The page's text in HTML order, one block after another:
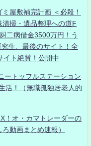
屋敷補完計画 ＜必殺！
掃・遺品整理への道F
二病借金3500万円！う
生、最後のサイト！全
イト絶賛！公開中
ートッフルステーション
活！（無職孤独居老人的
！オ・カマトレーダーの
動画まとめ速報）